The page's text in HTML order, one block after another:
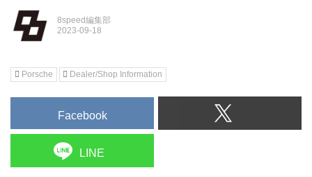
8speed編集部
Porsche Dealer/Shop Information
Facebook
LINE